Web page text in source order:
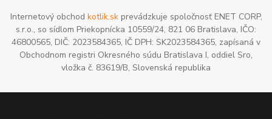
Internetový obchod kotlik.skprevádzkuje spoločnosť ENET CORP,
s.r.o., so sídlom Priekopnícka 10559/24, 821 06 Bratislava, IČO:
46800565, DIČ: 2023584365, IČ DPH: SK2023584365, zapísaná v
Obchodnom registri Okresného súdu Bratislava I, oddiel Sro,
vložka č. 83619/B, Slovenská republika